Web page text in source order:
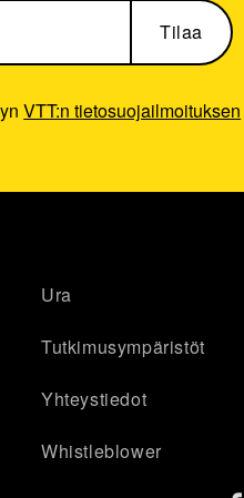
VTT:n tietosuojailmoituksen
Ura
Tutkimusympäristöt
Yhteystiedot
Whistleblower